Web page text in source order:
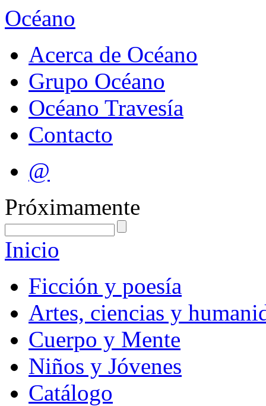
Océano
Acerca de Océano
Grupo Océano
Océano Travesía
Contacto
@
Próximamente
Inicio
Ficción y poesía
Artes, ciencias y
Cuerpo y Mente
Niños y Jóvenes
Catálogo